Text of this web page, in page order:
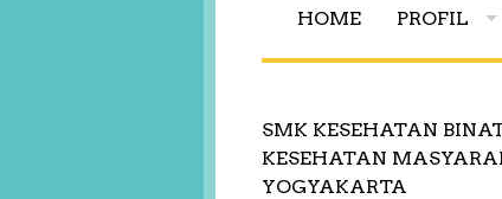
HOME PROFIL
SMK KESEHATAN
KESEHATAN
YOGYAKARTA